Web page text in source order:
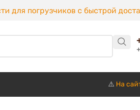
для погрузчиков с быстрой
⚠️ На